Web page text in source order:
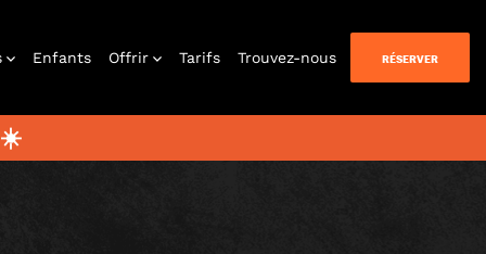
Enfants Offrir Tarifs Trouvez-nous RÉSERVER
☀️